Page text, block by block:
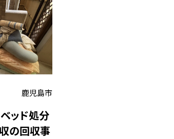
鹿児島市
ッド処分
の回収事